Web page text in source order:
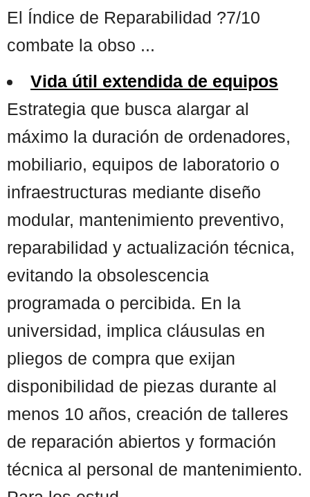
El Índice de Reparabilidad ?7/10
combate la obso ...
Vida útil extendida de equipos
Estrategia que busca alargar al
máximo la duración de ordenadores,
mobiliario, equipos de laboratorio o
infraestructuras mediante diseño
modular, mantenimiento preventivo,
reparabilidad y actualización técnica,
evitando la obsolescencia
programada o percibida. En la
universidad, implica cláusulas en
pliegos de compra que exijan
disponibilidad de piezas durante al
menos 10 años, creación de talleres
de reparación abiertos y formación
técnica al personal de mantenimiento.